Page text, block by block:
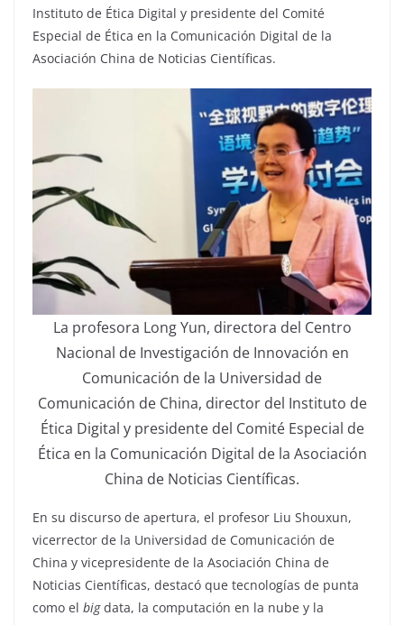
Instituto de Ética Digital y presidente del Comité
Especial de Ética en la Comunicación Digital de la
Asociación China de Noticias Científicas.
La profesora Long Yun, directora del Centro
Nacional de Investigación de Innovación en
Comunicación de la Universidad de
Comunicación de China, director del Instituto de
Ética Digital y presidente del Comité Especial de
Ética en la Comunicación Digital de la Asociación
China de Noticias Científicas.
En su discurso de apertura, el profesor Liu Shouxun,
vicerrector de la Universidad de Comunicación de
China y vicepresidente de la Asociación China de
Noticias Científicas, destacó que tecnologías de punta
como el bigdata, la computación en la nube y la